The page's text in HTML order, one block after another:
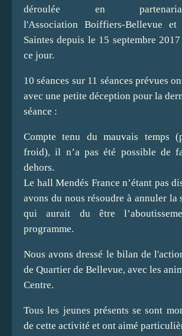
déroulée en
l'Association Boiffiers-Bellevue et
Saintes depuis le 15 septembre
ce jour.
10 séances sur 11 séances prévues
avec une petite déception pour la
séance :
Compte tenu du mauvais temps
froid), il n’a pas été possible de
dehors.
Le hall Mendés France n’étant pas
avons du nous résoudre à annuler la
qui aurait du être
programme.
Nous avons dressé le bilan de
de Quartier de Bellevue, avec les
Centre.
Tous les jeunes présents se sont
de cette activité et ont aimé